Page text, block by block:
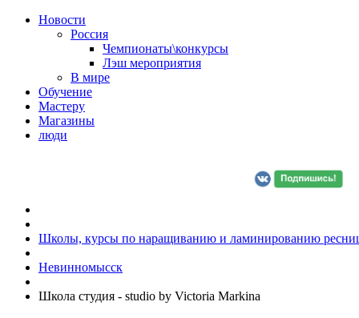
Новости
Россия
Чемпионаты\конкурсы
Лэш мероприятия
В мире
Обучение
Мастеру
Магазины
люди
Школы, курсы по наращиванию и ламинированию
Невинномысск
Школа студия - studio by Victoria Markina